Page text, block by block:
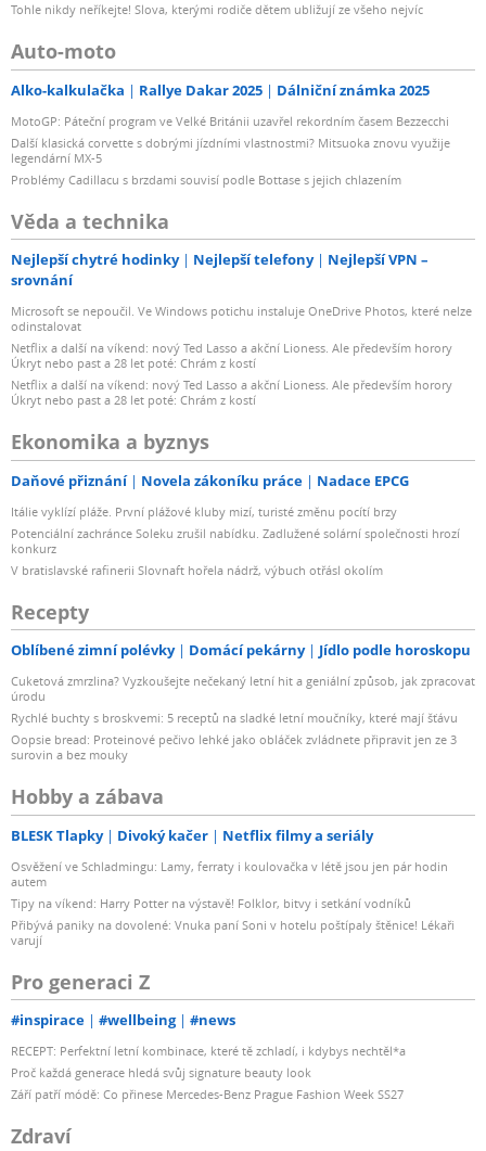
Tohle nikdy neříkejte! Slova, kterými rodiče dětem ubližují ze všeho nejvíc
Auto-moto
Alko-kalkulačka Rallye Dakar 2025 Dálniční známka 2025
MotoGP: Páteční program ve Velké Británii uzavřel rekordním časem Bezzecchi
Další klasická corvette s dobrými jízdními vlastnostmi? Mitsuoka znovu využije
legendární MX-5
Problémy Cadillacu s brzdami souvisí podle Bottase s jejich chlazením
Věda a technika
Nejlepší chytré hodinky Nejlepší telefony
Nejlepší VPN –
srovnání
Microsoft se nepoučil. Ve Windows potichu instaluje OneDrive Photos, které nelze
odinstalovat
Netflix a další na víkend: nový Ted Lasso a akční Lioness. Ale především horory
Úkryt nebo past a 28 let poté: Chrám z kostí
Netflix a další na víkend: nový Ted Lasso a akční Lioness. Ale především horory
Úkryt nebo past a 28 let poté: Chrám z kostí
Ekonomika a byznys
Daňové přiznání Novela zákoníku práce Nadace EPCG
Itálie vyklízí pláže. První plážové kluby mizí, turisté změnu pocítí brzy
Potenciální zachránce Soleku zrušil nabídku. Zadlužené solární společnosti hrozí
konkurz
V bratislavské rafinerii Slovnaft hořela nádrž, výbuch otřásl okolím
Recepty
Oblíbené zimní polévky Domácí pekárny Jídlo podle horoskopu
Cuketová zmrzlina? Vyzkoušejte nečekaný letní hit a geniální způsob, jak zpracovat
úrodu
Rychlé buchty s broskvemi: 5 receptů na sladké letní moučníky, které mají šťávu
Oopsie bread: Proteinové pečivo lehké jako obláček zvládnete připravit jen ze 3
surovin a bez mouky
Hobby a zábava
BLESK Tlapky Divoký kačer Netflix filmy a seriály
Osvěžení ve Schladmingu: Lamy, ferraty i koulovačka v létě jsou jen pár hodin
autem
Tipy na víkend: Harry Potter na výstavě! Folklor, bitvy i setkání vodníků
Přibývá paniky na dovolené: Vnuka paní Soni v hotelu poštípaly štěnice! Lékaři
varují
Pro generaci Z
#inspirace #wellbeing #news
RECEPT: Perfektní letní kombinace, které tě zchladí, i kdybys nechtěl*a
Proč každá generace hledá svůj signature beauty look
Září patří módě: Co přinese Mercedes-Benz Prague Fashion Week SS27
Zdraví